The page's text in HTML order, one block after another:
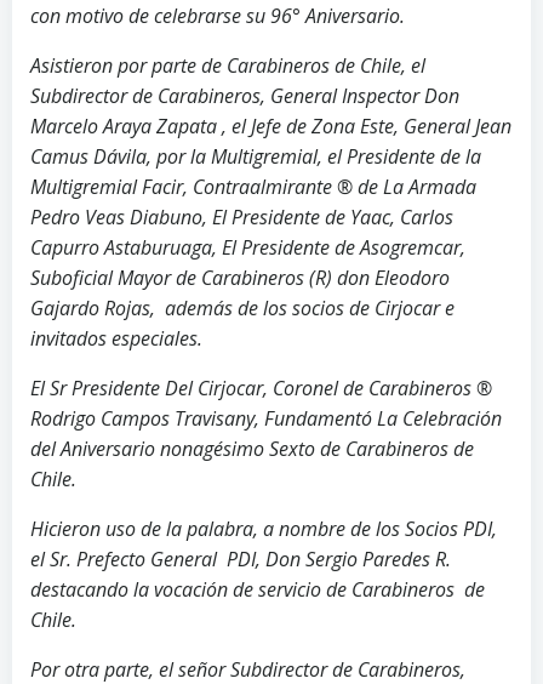
con motivo de celebrarse su 96° Aniversario.
Asistieron por parte de Carabineros de Chile, el
Subdirector de Carabineros, General Inspector Don
Marcelo Araya Zapata , el Jefe de Zona Este, General Jean
Camus Dávila, por la Multigremial, el Presidente de la
Multigremial Facir, Contraalmirante ® de La Armada
Pedro Veas Diabuno, El Presidente de Yaac, Carlos
Capurro Astaburuaga, El Presidente de Asogremcar,
Suboficial Mayor de Carabineros (R) don Eleodoro
Gajardo Rojas, además de los socios de Cirjocar e
invitados especiales.
El Sr Presidente Del Cirjocar, Coronel de Carabineros ®
Rodrigo Campos Travisany, Fundamentó La Celebración
del Aniversario nonagésimo Sexto de Carabineros de
Chile.
Hicieron uso de la palabra, a nombre de los Socios PDI,
el Sr. Prefecto General PDI, Don Sergio Paredes R.
destacando la vocación de servicio de Carabineros de
Chile.
Por otra parte, el señor Subdirector de Carabineros,